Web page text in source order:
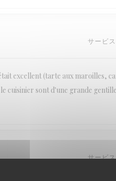
サービス
excellent (tarte aux maroilles,
cuisinier sont d'une grande
サービス